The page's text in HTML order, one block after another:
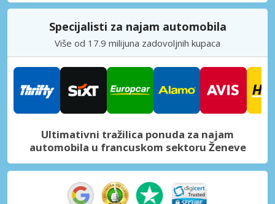
Specijalisti za najam automobila
Više od 17.9 milijuna zadovoljnih kupaca
Ultimativni tražilica ponuda za najam
automobila u francuskom sektoru Ženeve